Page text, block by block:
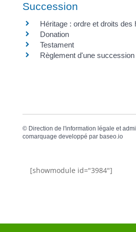
Succession
Héritage : ordre et droits des
Donation
Testament
Règlement d'une succession
© Direction de l'information légale et
comarquage developpé par baseo.io
[showmodule id="3984"]